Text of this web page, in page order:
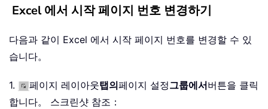
Excel 에서 시작 페이지 번호 변경하기
다음과 같이 Excel 에서 시작 페이지 번호를 변경할 수 있
습니다。
1. 페이지 레이아웃탭의페이지 설정그룹에서버튼을 클릭
합니다。 스크린샷 참조：